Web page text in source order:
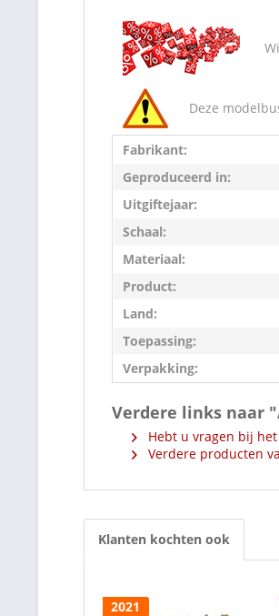
Deze
Fabrikant:
Geproduceerd in:
Uitgiftejaar:
Schaal:
Materiaal:
Product:
Land:
Toepassing:
Verpakking:
Verdere links naar
Hebt u vragen bij
Verdere producten
Klanten kochten ook
2021